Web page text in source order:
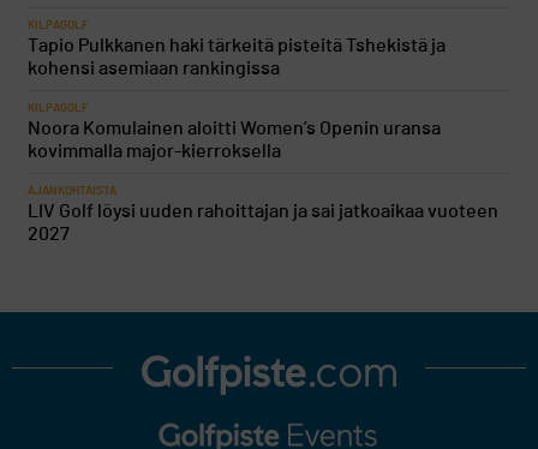
KILPAGOLF
Tapio Pulkkanen haki tärkeitä pisteitä Tshekistä ja
kohensi asemiaan rankingissa
KILPAGOLF
Noora Komulainen aloitti Women’s Openin uransa
kovimmalla major-kierroksella
AJANKOHTAISTA
LIV Golf löysi uuden rahoittajan ja sai jatkoaikaa vuoteen
2027